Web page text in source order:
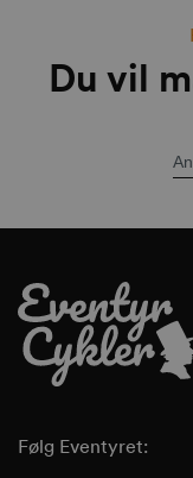
Du vil
Følg Eventyret: